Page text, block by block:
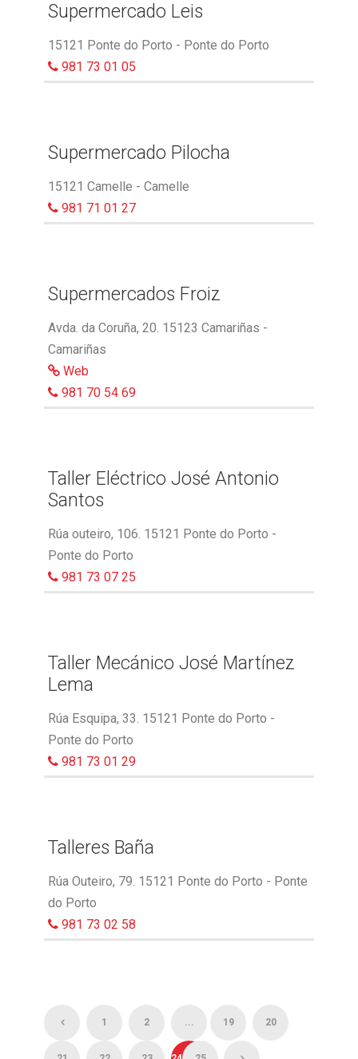
Supermercado Leis
15121 Ponte do Porto - Ponte do Porto
981 73 01 05
Supermercado Pilocha
15121 Camelle - Camelle
981 71 01 27
Supermercados Froiz
Avda. da Coruña, 20. 15123 Camariñas -
Camariñas
Web
981 70 54 69
Taller Eléctrico José Antonio
Santos
Rúa outeiro, 106. 15121 Ponte do Porto -
Ponte do Porto
981 73 07 25
Taller Mecánico José Martínez
Lema
Rúa Esquipa, 33. 15121 Ponte do Porto -
Ponte do Porto
981 73 01 29
Talleres Baña
Rúa Outeiro, 79. 15121 Ponte do Porto - Ponte
do Porto
981 73 02 58
1 2 ... 19 20